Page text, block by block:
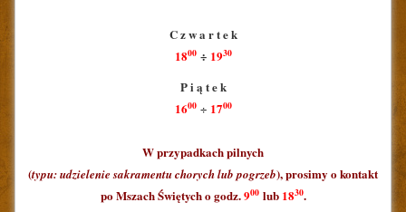
C z w a r t e k
1800÷ 1930
P i ą t e k
1600 ÷ 1700
W przypadkach pilnych
(typu: udzielenie sakramentu chorych lub pogrzeb), prosimy o kontakt
po Mszach Świętych o godz.900lub 1830.